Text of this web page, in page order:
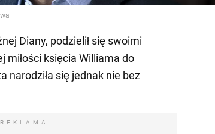
Diany, podzielił się swoimi
miłości księcia Williama do
narodziła się jednak nie bez
REKLAMA